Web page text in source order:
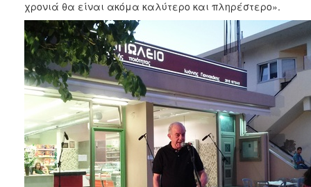
χρονιά θα είναι ακόμα καλύτερο και πληρέστερο».